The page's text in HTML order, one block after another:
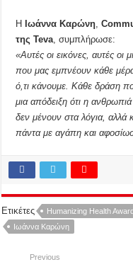
ΗΙωάννα Καρώνη ,
της Teva , συμπλήρωσε:
«Αυτές οι εικόνες, αυτές οι
που μας εμπνέουν κάθε
ό,τι κάνουμε. Κάθε δράση
μια απόδειξη ότι η
δεν μένουν στα λόγια,
πάντα με αγάπη και
Ετικέτες Humanizing Health
Ιωάννα Καρώνη
Previous